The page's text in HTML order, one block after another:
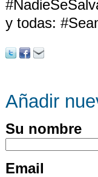
y todas:
Añadir
Su nombre
Email